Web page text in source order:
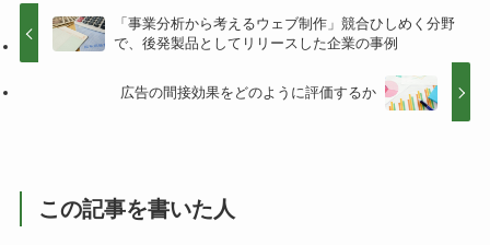
「事業分析から考えるウェブ制作」競合ひしめく分野
で、後発製品としてリリースした企業の事例
広告の間接効果をどのように評価するか
この記事を書いた人